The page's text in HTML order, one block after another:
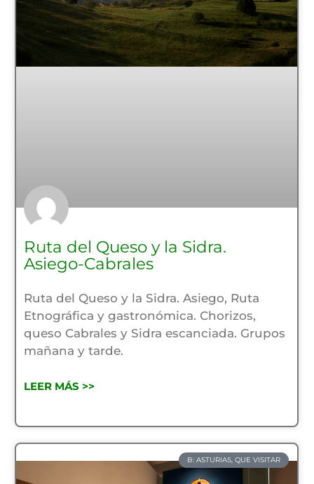
Ruta del Queso y la Sidra.
Asiego-Cabrales
Ruta del Queso y la Sidra. Asiego, Ruta
Etnográfica y gastronómica. Chorizos,
queso Cabrales y Sidra escanciada. Grupos
mañana y tarde.
LEER MÁS >>
B: ASTURIAS, QUE VISITAR